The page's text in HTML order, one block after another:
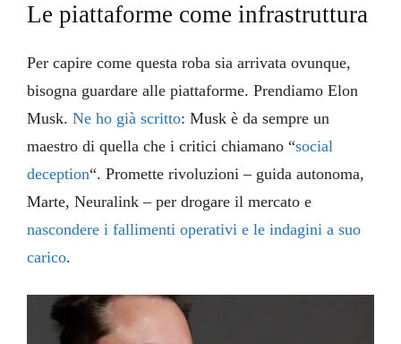
Le piattaforme come infrastruttura
Per capire come questa roba sia arrivata ovunque,
bisogna guardare alle piattaforme. Prendiamo Elon
Musk.Ne ho già scritto: Musk è da sempre un
maestro di quella che i critici chiamano “social
deception“. Promette rivoluzioni – guida autonoma,
Marte, Neuralink – per drogare il mercato e
nascondere i fallimenti operativi e le indagini a suo
carico.